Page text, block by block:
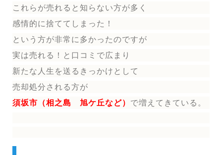
これらが売れると知らない方が多く
感情的に捨ててしまった！
という方が非常に多かったのですが
実は売れる！と口コミで広まり
新たな人生を送る きっかけとして
売却処分される方が
須坂市（相之島 旭ケ丘など） で増えてきている。